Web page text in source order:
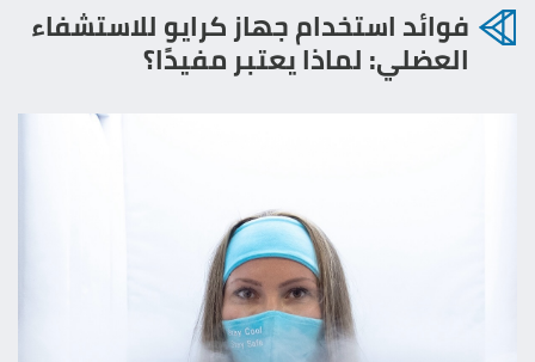
فوائد استخدام جهاز كرايو للاستشفاء
العضلي​: لماذا يعتبر مفيدًا؟